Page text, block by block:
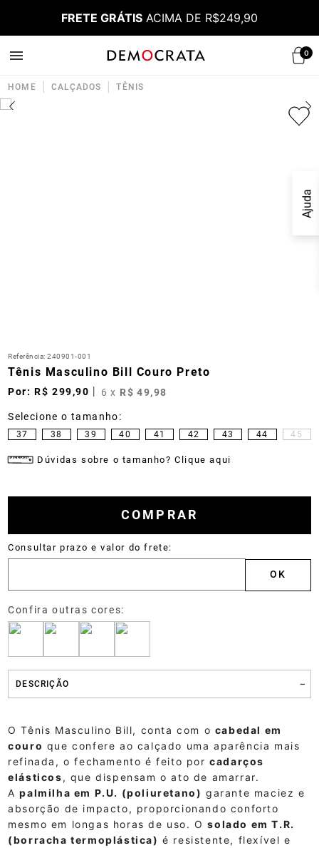
FRETE GRÁTIS ACIMA DE R$249,90
0
Ajuda
HOME CALÇADOS TÊNIS
Referência:240901-001
Tênis Masculino Bill Couro Preto
R$ 299,90 6 x R$ 49,98
37 38 39 40 41 42 43 44 45
Dúvidas sobre o tamanho? Clique aqui
COMPRAR
DESCRIÇÃO
O Tênis Masculino Bill, conta com o cabedal em
couro que confere ao calçado uma aparência mais
refinada, o fechamento é feito porcadarços
elásticos, que dispensam o ato de amarrar.
Apalmilha em P.U. (poliuretano) garante maciez e
absorção de impacto, proporcionando conforto
mesmo em longas horas de uso. Osolado em T.R.
(borracha termoplástica) é resistente, flexível e